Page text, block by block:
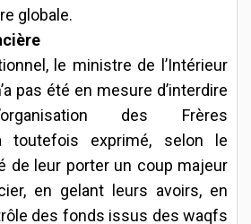
globale.
le ministre de l’Intérieur
pas été en mesure d’interdire
des Frères
toutefois exprimé, selon le
de leur porter un coup majeur
en gelant leurs avoirs, en
des fonds issus des waqfs